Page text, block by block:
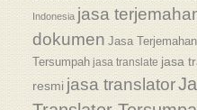
Indonesia jasa
dokumen Jasa Terjemahan
Tersumpah jasa translate jasa
resmi jasa translator